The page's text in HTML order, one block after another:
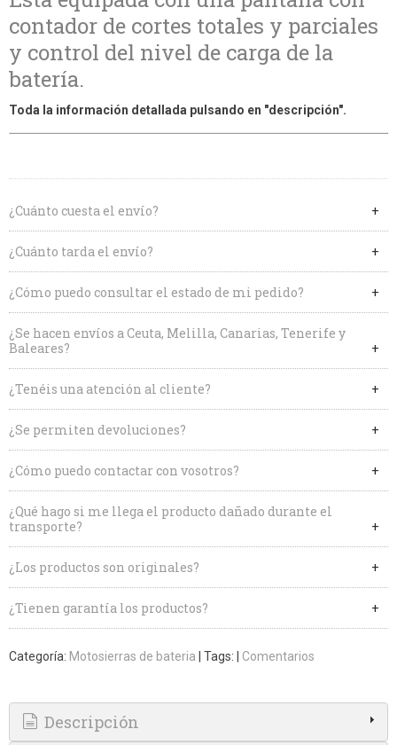
contador de cortes totales y parciales
y control del nivel de carga de la
batería.
Toda la información detallada pulsando en "descripción".
¿Cuánto cuesta el envío?
¿Cuánto tarda el envío?
¿Cómo puedo consultar el estado de mi pedido?
¿Se hacen envíos a Ceuta, Melilla, Canarias, Tenerife y
Baleares?
¿Tenéis una atención al cliente?
¿Se permiten devoluciones?
¿Cómo puedo contactar con vosotros?
¿Qué hago si me llega el producto dañado durante el
transporte?
¿Los productos son originales?
¿Tienen garantía los productos?
Categoría: Motosierras de bateria Tags: Comentarios
Descripción